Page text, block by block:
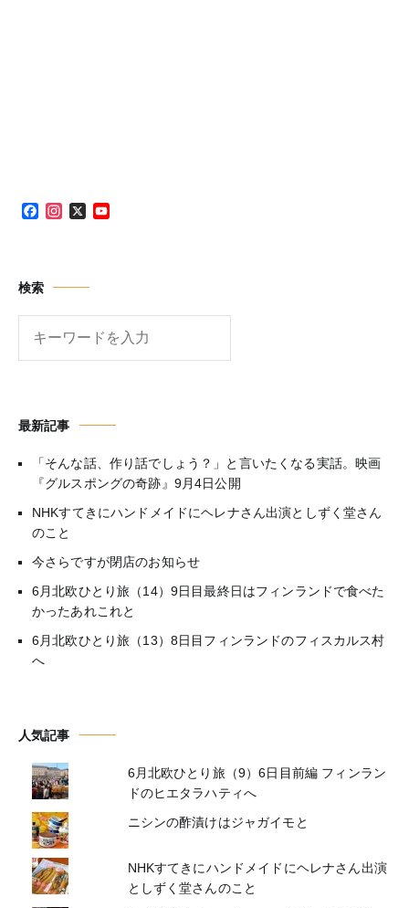
Facebook
Instagram
X
検索
最新記事
「そんな話、作り話でしょう？」と言いたくなる実話。映画
『グルスポングの奇跡』9月4日公開
NHKすてきにハンドメイドにヘレナさん出演としずく堂さん
のこと
今さらですが閉店のお知らせ
6月北欧ひとり旅（14）9日目最終日はフィンランドで食べた
かったあれこれと
6月北欧ひとり旅（13）8日目フィンランドのフィスカルス村
へ
人気記事
6月北欧ひとり旅（9）6日目前編 フィンラン
ドのヒエタラハティへ
ニシンの酢漬けはジャガイモと
NHKすてきにハンドメイドにヘレナさん出演
としずく堂さんのこと